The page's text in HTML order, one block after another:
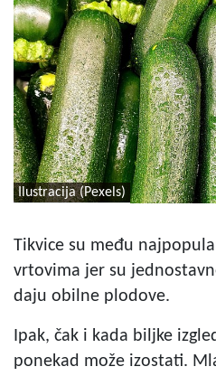
Ilustracija (Pexels)
Tikvice su među
vrtovima jer su
daju obilne plodove.
Ipak, čak i kada biljke
ponekad može izostati.